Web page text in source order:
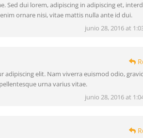
Sed dui lorem, adipiscing in adipiscing et,
ornare nisi, vitae mattis nulla ante id dui.
junio 28, 2016 at
adipiscing elit. Nam viverra euismod odio,
urna varius vitae.
junio 28, 2016 at